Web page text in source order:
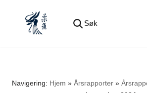
Søk
Navigering: Hjem » Årsrapporter »